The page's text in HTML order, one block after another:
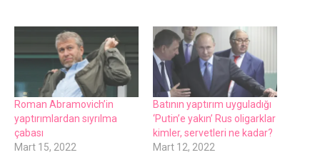
Roman Abramovich’in
yaptırımlardan sıyrılma
çabası
Mart 15, 2022
Batının yaptırım uyguladığı
‘Putin’е yakın’ Rus oligarklar
kimlеr, sеrvеtlеri nе kadar?
Mart 12, 2022